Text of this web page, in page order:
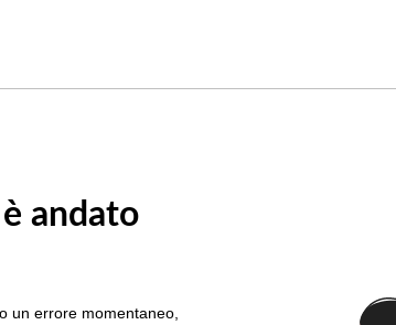
andato
un errore momentaneo,